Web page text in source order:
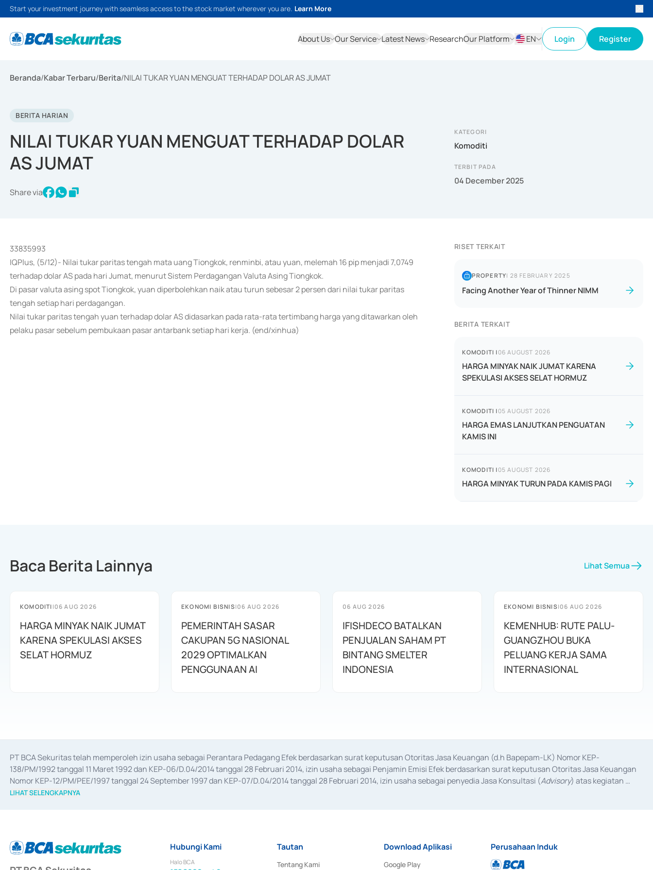
Start your investment journey with seamless access to the stock market wherever you are. Learn More
About Us Our Service Latest News ResearchOur Platform
EN
Login Register
Beranda/Kabar Terbaru/Berita/NILAI TUKAR YUAN MENGUAT TERHADAP DOLAR AS JUMAT
BERITA HARIAN
NILAI TUKAR YUAN MENGUAT TERHADAP DOLAR
AS JUMAT
Share via
KATEGORI
Komoditi
TERBIT PADA
04 December 2025
33835993
IQPlus, (5/12)- Nilai tukar paritas tengah mata uang Tiongkok, renminbi, atau yuan, melemah 16 pip menjadi 7,0749
terhadap dolar AS pada hari Jumat, menurut Sistem Perdagangan Valuta Asing Tiongkok.
Di pasar valuta asing spot Tiongkok, yuan diperbolehkan naik atau turun sebesar 2 persen dari nilai tukar paritas
tengah setiap hari perdagangan.
Nilai tukar paritas tengah yuan terhadap dolar AS didasarkan pada rata-rata tertimbang harga yang ditawarkan oleh
pelaku pasar sebelum pembukaan pasar antarbank setiap hari kerja. (end/xinhua)
RISET TERKAIT
PROPERTY| 28 FEBRUARY 2025
Facing Another Year of Thinner NIMM
BERITA TERKAIT
KOMODITI |06 AUGUST 2026
HARGA MINYAK NAIK JUMAT KARENA
SPEKULASI AKSES SELAT HORMUZ
KOMODITI |05 AUGUST 2026
HARGA EMAS LANJUTKAN PENGUATAN
KAMIS INI
KOMODITI |05 AUGUST 2026
HARGA MINYAK TURUN PADA KAMIS PAGI
Baca Berita Lainnya Lihat Semua
KOMODITI|06 AUG 2026
HARGA MINYAK NAIK JUMAT
KARENA SPEKULASI AKSES
SELAT HORMUZ
EKONOMI BISNIS|06 AUG 2026
PEMERINTAH SASAR
CAKUPAN 5G NASIONAL
2029 OPTIMALKAN
PENGGUNAAN AI
06 AUG 2026
IFISHDECO BATALKAN
PENJUALAN SAHAM PT
BINTANG SMELTER
INDONESIA
EKONOMI BISNIS|06 AUG 2026
KEMENHUB: RUTE PALU-
GUANGZHOU BUKA
PELUANG KERJA SAMA
INTERNASIONAL
PT BCA Sekuritas telah memperoleh izin usaha sebagai Perantara Pedagang Efek berdasarkan surat keputusan Otoritas Jasa Keuangan (d.h Bapepam-LK) Nomor KEP-
138/PM/1992 tanggal 11 Maret 1992 dan KEP-06/D.04/2014 tanggal 28 Februari 2014, izin usaha sebagai Penjamin Emisi Efek berdasarkan surat keputusan Otoritas Jasa Keuangan
Nomor KEP-12/PM/PEE/1997 tanggal 24 September 1997 dan KEP-07/D.04/2014 tanggal 28 Februari 2014, izin usaha sebagai penyedia Jasa Konsultasi (Advisory) atas kegiatan
merger, akuisisi, divestasi, dan
LIHAT SELENGKAPNYA
Hubungi Kami
Halo BCA
Tautan
Tentang Kami
Download Aplikasi
Google Play
Perusahaan Induk